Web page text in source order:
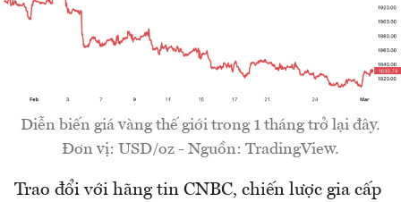
Diễn biến giá vàng thế giới trong 1 tháng trở lại đây.
Đơn vị: USD/oz - Nguồn: TradingView.
Trao đổi với hãng tin CNBC, chiến lược gia cấp